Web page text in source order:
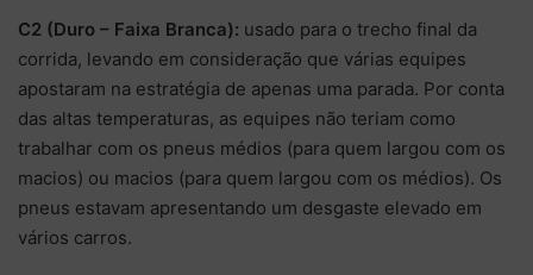
C2 (Duro – Faixa Branca): usado para o trecho final da
corrida, levando em consideração que várias equipes
apostaram na estratégia de apenas uma parada. Por conta
das altas temperaturas, as equipes não teriam como
trabalhar com os pneus médios (para quem largou com os
macios) ou macios (para quem largou com os médios). Os
pneus estavam apresentando um desgaste elevado em
vários carros.